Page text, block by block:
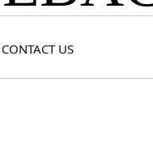
CONTACT US